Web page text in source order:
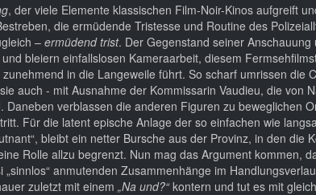
, der viele Elemente klassischen Film-Noir-Kinos aufgreift
die ermüdende Tristesse und Routine des
– ermüdend trist. Der Gegenstand seiner
bleiern einfallslosen Kameraarbeit, diesem
in die Langeweile führt. So scharf umrissen die
auch - mit Ausnahme der Kommissarin Vaudieu, die von
verblassen die anderen Figuren zu beweglichen
Für die latent epische Anlage der so einfachen wie
bleibt ein netter Bursche aus der Provinz, in den die
Rolle allzu begrenzt. Nun mag das Argument kommen,
anmutenden Zusammenhänge im
zuletzt mit einem „Na und?“kontern und tut es mit